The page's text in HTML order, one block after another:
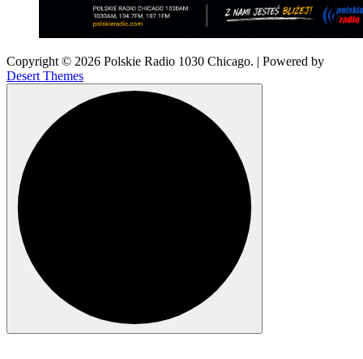
Copyright © 2026 Polskie Radio 1030 Chicago. | Powered by
Desert Themes